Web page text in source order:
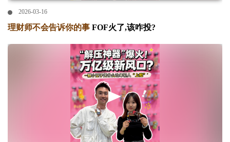
2026-03-16
理财师不会告诉你的事 FOF火了,该咋投?